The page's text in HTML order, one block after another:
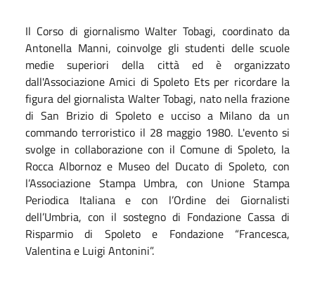
Il Corso di giornalismo Walter Tobagi, coordinato da
Antonella Manni, coinvolge gli studenti delle scuole
medie superiori della città ed è organizzato
dall'Associazione Amici di Spoleto Ets per ricordare la
figura del giornalista Walter Tobagi, nato nella frazione
di San Brizio di Spoleto e ucciso a Milano da un
commando terroristico il 28 maggio 1980. L'evento si
svolge in collaborazione con il Comune di Spoleto, la
Rocca Albornoz e Museo del Ducato di Spoleto, con
l’Associazione Stampa Umbra, con Unione Stampa
Periodica Italiana e con l’Ordine dei Giornalisti
dell’Umbria, con il sostegno di Fondazione Cassa di
Risparmio di Spoleto e Fondazione “Francesca,
Valentina e Luigi Antonini”.